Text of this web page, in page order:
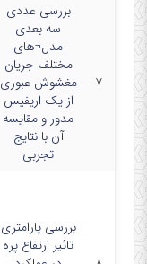
۷
بررسی عددی
سه بعدی
مدل¬های
مختلف جریان
مغشوش عبوری
از یک اریفیس
مدور و مقایسه
آن با نتایج
تجربی
بررسی پارامتری
تاثیر ارتفاع پره